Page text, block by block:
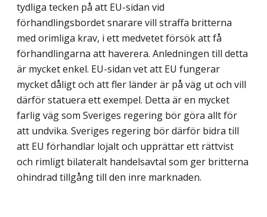
tydliga tecken på att EU-sidan vid
förhandlingsbordet snarare vill straffa britterna
med orimliga krav, i ett medvetet försök att få
förhandlingarna att haverera. Anledningen till detta
är mycket enkel. EU-sidan vet att EU fungerar
mycket dåligt och att fler länder är på väg ut och vill
därför statuera ett exempel. Detta är en mycket
farlig väg som Sveriges regering bör göra allt för
att undvika. Sveriges regering bör därför bidra till
att EU förhandlar lojalt och upprättar ett rättvist
och rimligt bilateralt handelsavtal som ger britterna
ohindrad tillgång till den inre marknaden.